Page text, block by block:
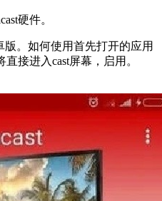
硬件。
。如何使用首先打开的应用
接进入cast屏幕，启用。